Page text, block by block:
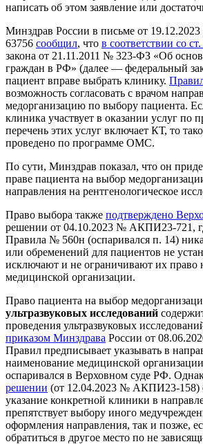
написать об этом заявление или
Минздрав России в письме от
63756 сообщил, что в соответствии со ст.
закона от 21.11.2011 № 323-ФЗ «Об
граждан в РФ» (далее — федеральный
пациент вправе выбрать клинику.
возможность согласовать с врачом
медорганизацию по выбору пациента.
клиника участвует в оказании услуг
перечень этих услуг включает КТ, то
проведено по программе ОМС.
По сути, Минздрав показал, что он
праве пациента на выбор
направления на рентгенологическое
Право выбора также подтверждено
решении от 04.10.2023 № АКПИ23-721,
Правила № 560н (оспаривался п. 14)
или обременений для пациентов не
исключают и не ограничивают их право
медицинской организации.
Право пациента на выбор
ультразвуковых исследований
проведения ультразвуковых
приказом Минздрава России от
Правил предписывает указывать в
наименование медицинской
оспаривался в Верховном суде РФ.
решении (от 12.04.2023 № АКПИ23-158)
указание конкретной клиники в
препятствует выбору иного
оформления направления, так и позже,
обратиться в другое место по не